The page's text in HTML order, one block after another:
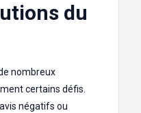
du
nombreux
certains défis.
négatifs ou